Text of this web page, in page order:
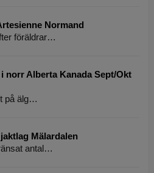
Normand
föräldrar…
norr Alberta Kanada Sept/Okt
på älg…
Mälardalen
antal…